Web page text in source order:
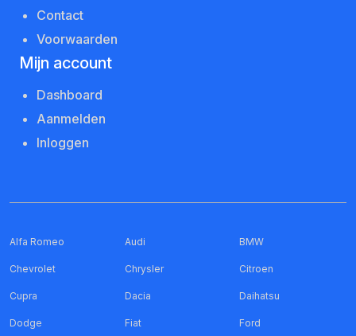
Contact
Voorwaarden
Mijn account
Dashboard
Aanmelden
Inloggen
Alfa Romeo Audi BMW
Chevrolet Chrysler Citroen
Cupra Dacia Daihatsu
Dodge Fiat Ford